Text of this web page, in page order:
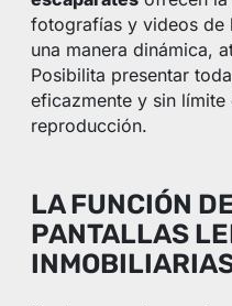
fotografías y videos
una manera dinámica,
Posibilita presentar
eficazmente y sin
reproducción.
LA FUNCIÓN
PANTALLAS